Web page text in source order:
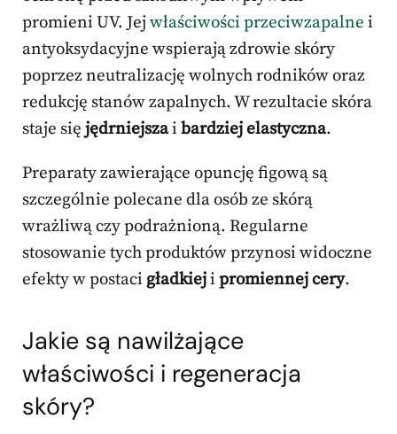
promieni UV. Jejwłaściwości przeciwzapalne i
antyoksydacyjne wspierają zdrowie skóry
poprzez neutralizację wolnych rodników oraz
redukcję stanów zapalnych. W rezultacie skóra
staje się jędrniejszai bardziej elastyczna.
Preparaty zawierające opuncję figową są
szczególnie polecane dla osób ze skórą
wrażliwą czy podrażnioną. Regularne
stosowanie tych produktów przynosi widoczne
efekty w postaci gładkieji promiennej cery.
Jakie są nawilżające
właściwości i regeneracja
skóry?